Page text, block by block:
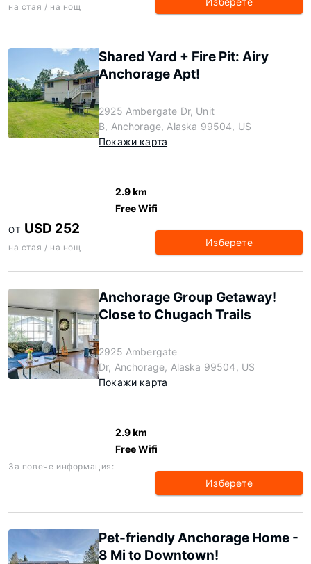
на стая / на нощ
Shared Yard + Fire Pit: Airy
Anchorage Apt!
2925 Ambergate Dr, Unit
B, Anchorage, Alaska 99504, US
Покажи карта
2.9 km
Free Wifi
ОТ USD 252
на стая / на нощ Изберете
Anchorage Group Getaway!
Close to Chugach Trails
2925 Ambergate
Dr, Anchorage, Alaska 99504, US
Покажи карта
2.9 km
Free Wifi
За повече информация:
Изберете
Pet-friendly Anchorage Home -
8 Mi to Downtown!